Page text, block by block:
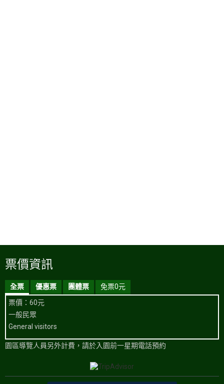
票價資訊
全票 優惠票 團體票
免票0元
票價：60元
一般民眾
General visitors
園區導覽人員另外計費，請於入園前一星期電話預約